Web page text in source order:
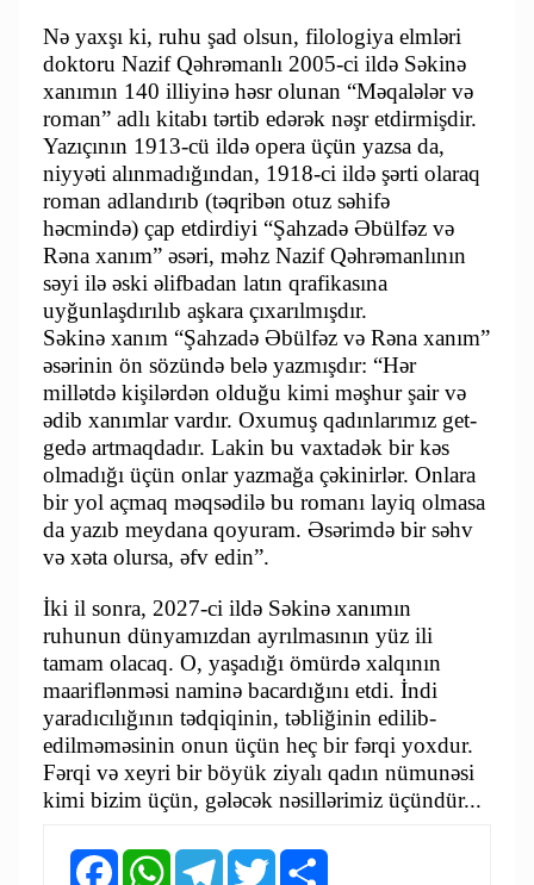
Nə yaxşı ki, ruhu şad olsun, filologiya elmləri
doktoru Nazif Qəhrəmanlı 2005-ci ildə Səkinə
xanımın 140 illiyinə həsr olunan “Məqalələr və
roman” adlı kitabı tərtib edərək nəşr etdirmişdir.
Yazıçının 1913-cü ildə opera üçün yazsa da,
niyyəti alınmadığından, 1918-ci ildə şərti olaraq
roman adlandırıb (təqribən otuz səhifə
həcmində) çap etdirdiyi “Şahzadə Əbülfəz və
Rəna xanım” əsəri, məhz Nazif Qəhrəmanlının
səyi ilə əski əlifbadan latın qrafikasına
uyğunlaşdırılıb aşkara çıxarılmışdır.
Səkinə xanım “Şahzadə Əbülfəz və Rəna xanım”
əsərinin ön sözündə belə yazmışdır: “Hər
millətdə kişilərdən olduğu kimi məşhur şair və
ədib xanımlar vardır. Oxumuş qadınlarımız get-
gedə artmaqdadır. Lakin bu vaxtadək bir kəs
olmadığı üçün onlar yazmağa çəkinirlər. Onlara
bir yol açmaq məqsədilə bu romanı layiq olmasa
da yazıb meydana qoyuram. Əsərimdə bir səhv
və xəta olursa, əfv edin”.
İki il sonra, 2027-ci ildə Səkinə xanımın
ruhunun dünyamızdan ayrılmasının yüz ili
tamam olacaq. O, yaşadığı ömürdə xalqının
maariflənməsi naminə bacardığını etdi. İndi
yaradıcılığının tədqiqinin, təbliğinin edilib-
edilməməsinin onun üçün heç bir fərqi yoxdur.
Fərqi və xeyri bir böyük ziyalı qadın nümunəsi
kimi bizim üçün, gələcək nəsillərimiz üçündür...
FacebookWhatsAppTelegramTwitter